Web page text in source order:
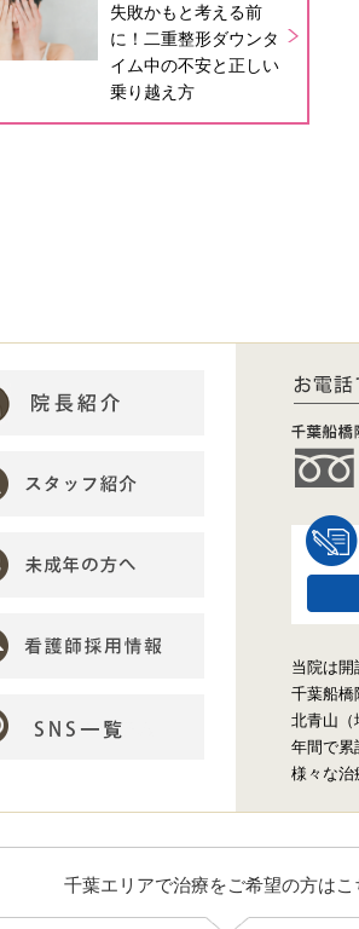
失敗かもと考える前
に！二重整形ダウンタ
イム中の不安と正しい
乗り越え方
当院は開
千葉船橋
北青山（
年間で累
様々な治
千葉エリアで治療をご希望の方はこ